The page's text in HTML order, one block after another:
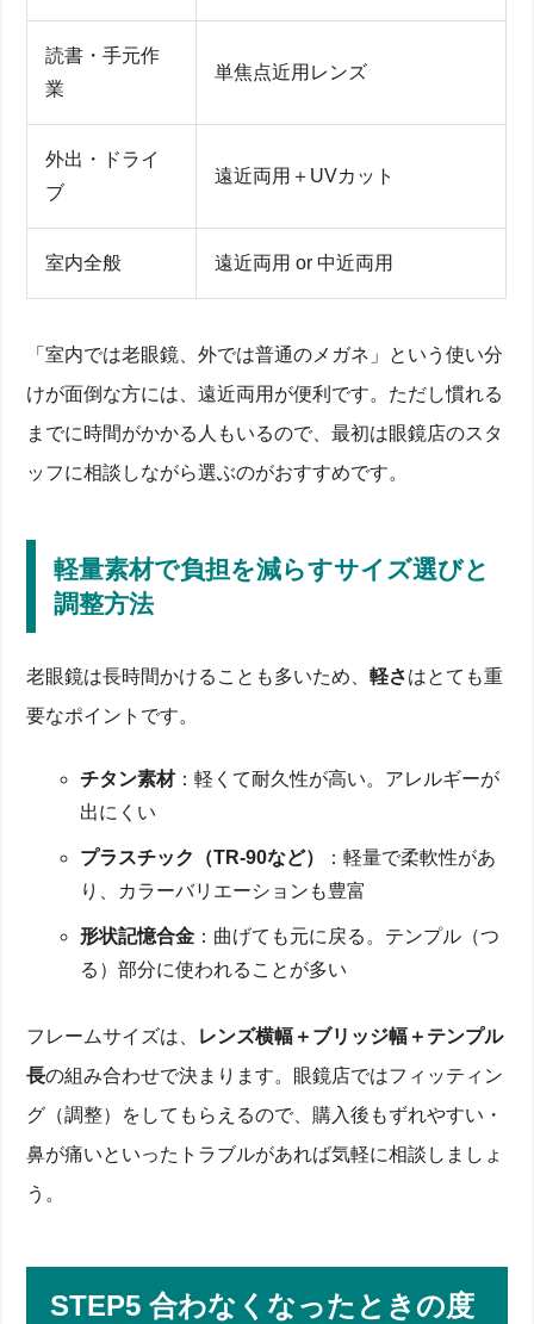
読書・手元作
業
単焦点近用レンズ
外出・ドライ
ブ
遠近両用＋UVカット
室内全般 遠近両用 or 中近両用
「室内では老眼鏡、外では普通のメガネ」という使い分
けが面倒な方には、遠近両用が便利です。ただし慣れる
までに時間がかかる人もいるので、最初は眼鏡店のスタ
ッフに相談しながら選ぶのがおすすめです。
軽量素材で負担を減らすサイズ選びと
調整方法
老眼鏡は長時間かけることも多いため、軽さはとても重
要なポイントです。
チタン素材：軽くて耐久性が高い。アレルギーが
出にくい
プラスチック（TR-90など）
：軽量で柔軟性があ
り、カラーバリエーションも豊富
形状記憶合金 ：曲げても元に戻る。テンプル（つ
る）部分に使われることが多い
フレームサイズは、 レンズ横幅＋ブリッジ幅＋テンプル
長の組み合わせで決まります。眼鏡店ではフィッティン
グ（調整）をしてもらえるので、購入後もずれやすい・
鼻が痛いといったトラブルがあれば気軽に相談しましょ
う。
STEP5 合わなくなったときの度